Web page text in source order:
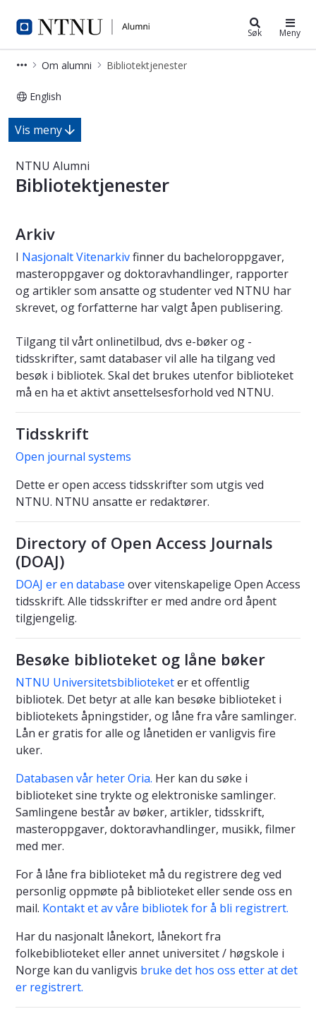
Alumni Søk Meny
Om alumni Bibliotektjenester
English
NTNU Alumni - Bibliotektjenester
Vis meny
NTNU Alumni
Bibliotektjenester
Arkiv
I Nasjonalt Vitenarkivfinner du bacheloroppgaver,
masteroppgaver og doktoravhandlinger, rapporter
og artikler som ansatte og studenter ved NTNU har
skrevet, og forfatterne har valgt åpen publisering.
Tilgang til vårt onlinetilbud, dvs e-bøker og -
tidsskrifter, samt databaser vil alle ha tilgang ved
besøk i bibliotek. Skal det brukes utenfor biblioteket
må en ha et aktivt ansettelsesforhold ved NTNU.
Tidsskrift
Open journal systems
Dette er open access tidsskrifter som utgis ved
NTNU. NTNU ansatte er redaktører.
Directory of Open Access Journals
(DOAJ)
DOAJ er en database over vitenskapelige Open Access
tidsskrift. Alle tidsskrifter er med andre ord åpent
tilgjengelig.
Besøke biblioteket og låne bøker
NTNU Universitetsbiblioteketer et offentlig
bibliotek. Det betyr at alle kan besøke biblioteket i
bibliotekets åpningstider, og låne fra våre samlinger.
Lån er gratis for alle og lånetiden er vanligvis fire
uker.
Databasen vår heter Oria. Her kan du søke i
biblioteket sine trykte og elektroniske samlinger.
Samlingene består av bøker, artikler, tidsskrift,
masteroppgaver, doktoravhandlinger, musikk, filmer
med mer.
For å låne fra biblioteket må du registrere deg ved
personlig oppmøte på biblioteket eller sende oss en
mail. Kontakt et av våre bibliotek for å bli registrert.
Har du nasjonalt lånekort, lånekort fra
folkebiblioteket eller annet universitet / høgskole i
Norge kan du vanligvis bruke det hos oss etter at det
er registrert.